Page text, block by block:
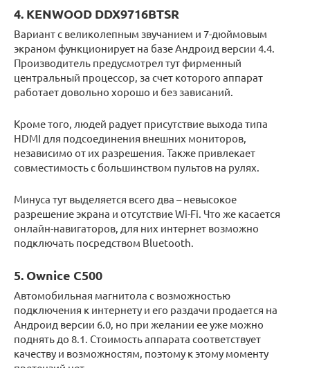
4. KENWOOD DDX9716BTSR
Вариант с великолепным звучанием и 7-дюймовым
экраном функционирует на базе Андроид версии 4.4.
Производитель предусмотрел тут фирменный
центральный процессор, за счет которого аппарат
работает довольно хорошо и без зависаний.
Кроме того, людей радует присутствие выхода типа
HDMI для подсоединения внешних мониторов,
независимо от их разрешения. Также привлекает
совместимость с большинством пультов на рулях.
Минуса тут выделяется всего два – невысокое
разрешение экрана и отсутствие Wi-Fi. Что же касается
онлайн-навигаторов, для них интернет возможно
подключать посредством Bluetooth.
5. Ownice C500
Автомобильная магнитола с возможностью
подключения к интернету и его раздачи продается на
Андроид версии 6.0, но при желании ее уже можно
поднять до 8.1. Стоимость аппарата соответствует
качеству и возможностям, поэтому к этому моменту